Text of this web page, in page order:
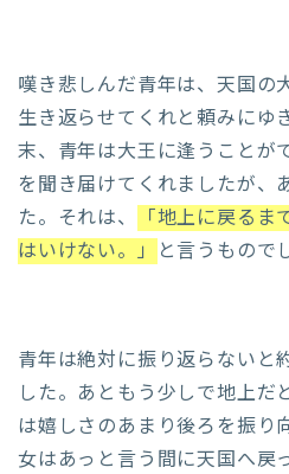
嘆き悲しんだ青年は、天国の
生き返らせてくれと頼みにゆ
末、青年は大王に逢うことが
を聞き届けてくれましたが、
た。それは、
「地上に戻る
はいけない。」
と言うもので
青年は絶対に振り返らないと
した。あともう少しで地上だ
は嬉しさのあまり後ろを振り
女はあっと言う間に天国へ戻